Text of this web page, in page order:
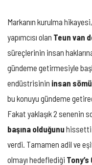
Markanın kurulma
yapımcısı olan Teun van
süreçlerinin insan
gündeme getirmesiyle
endüstrisinin insan
bu konuyu gündeme
Fakat yaklaşık 2 senenin
başına olduğunu hissetti
verdi. Tamamen adil ve
olmayı hedeflediği